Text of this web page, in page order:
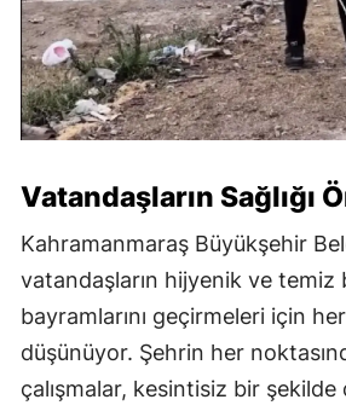
Vatandaşların Sağlığı
Kahramanmaraş Büyükşehir
vatandaşların hijyenik ve temiz
bayramlarını geçirmeleri için
düşünüyor. Şehrin her
çalışmalar, kesintisiz bir